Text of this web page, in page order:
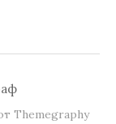
Themegraphy